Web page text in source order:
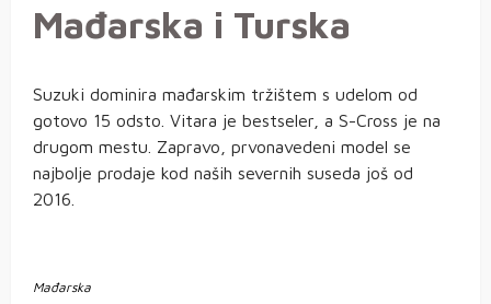
Mađarska i Turska
Suzuki dominira mađarskim tržištem s udelom od
gotovo 15 odsto. Vitara je bestseler, a S-Cross je na
drugom mestu. Zapravo, prvonavedeni model se
najbolje prodaje kod naših severnih suseda još od
2016.
Mađarska